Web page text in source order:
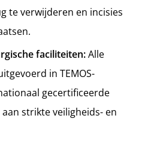
te verwijderen en incisies
faciliteiten:Alle
in TEMOS-
gecertificeerde
strikte veiligheids- en